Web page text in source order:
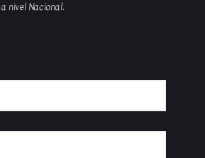
a nivel Nacional.